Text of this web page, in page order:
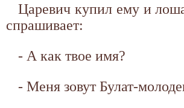
Царевич купил ему и
спрашивает:
- А как твое имя?
- Меня зовут Булат-